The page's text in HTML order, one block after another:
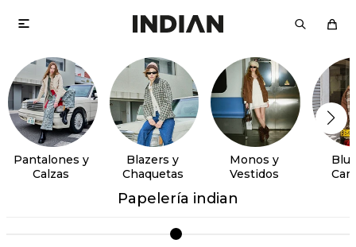

Pantalones y
Calzas
Blazers y
Chaquetas
Monos y
Vestidos
Papelería indian